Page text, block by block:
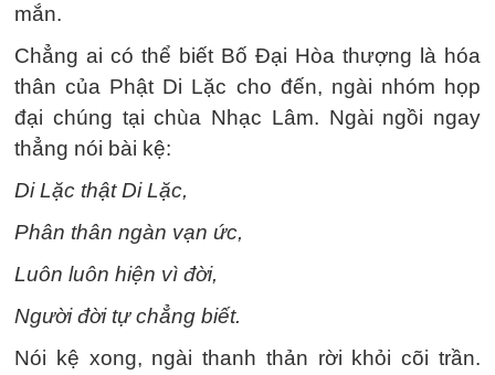
mắn.
Chẳng ai có thể biết Bố Đại Hòa thượng là hóa
thân của Phật Di Lặc cho đến, ngài nhóm họp
đại chúng tại chùa Nhạc Lâm. Ngài ngồi ngay
thẳng nói bài kệ:
Di Lặc thật Di Lặc,
Phân thân ngàn vạn ức,
Luôn luôn hiện vì đời,
Người đời tự chẳng biết.
Nói kệ xong, ngài thanh thản rời khỏi cõi trần.